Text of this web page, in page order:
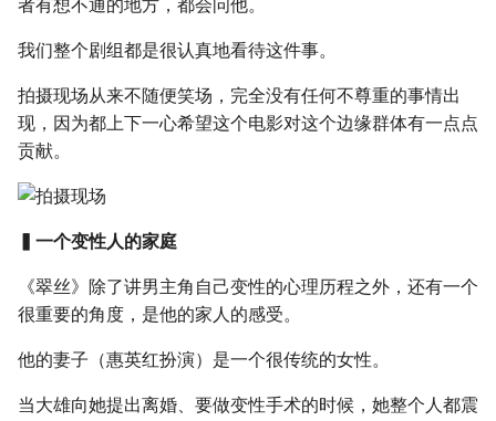
者有想不通的地方，都会问他。
我们整个剧组都是很认真地看待这件事。
拍摄现场从来不随便笑场，完全没有任何不尊重的事情出
现，因为都上下一心希望这个电影对这个边缘群体有一点点
贡献。
▍一个变性人的家庭
《翠丝》除了讲男主角自己变性的心理历程之外，还有一个
很重要的角度，是他的家人的感受。
他的妻子（惠英红扮演）是一个很传统的女性。
当大雄向她提出离婚、要做变性手术的时候，她整个人都震